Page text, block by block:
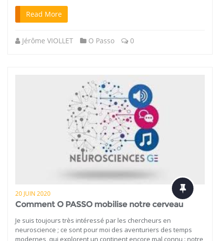
Read More
Jérôme VIOLLET O Passo 0
20 JUIN 2020
Comment O PASSO mobilise notre cerveau
Je suis toujours très intéressé par les chercheurs en
neuroscience ; ce sont pour moi des aventuriers des temps